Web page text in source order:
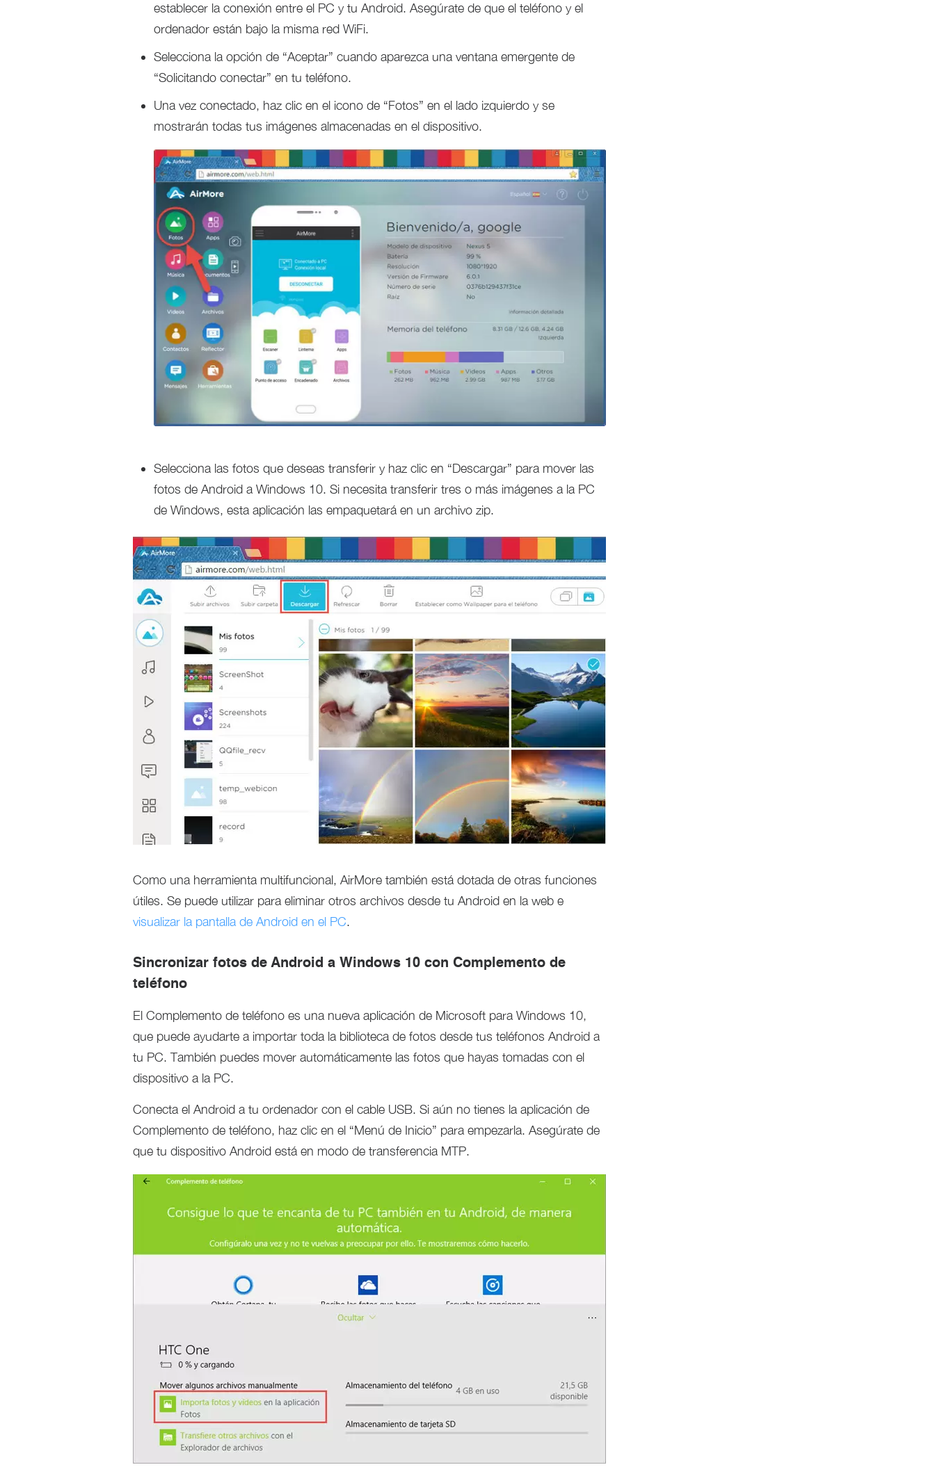
establecer la conexión entre el PC y tu Android. Asegúrate de que el teléfono y el
ordenador están bajo la misma red WiFi.
Selecciona la opción de “Aceptar” cuando aparezca una ventana emergente de
“Solicitando conectar” en tu teléfono.
Una vez conectado, haz clic en el icono de “Fotos” en el lado izquierdo y se
mostrarán todas tus imágenes almacenadas en el dispositivo.
Selecciona las fotos que deseas transferir y haz clic en “Descargar” para mover las
fotos de Android a Windows 10. Si necesita transferir tres o más imágenes a la PC
de Windows, esta aplicación las empaquetará en un archivo zip.
Como una herramienta multifuncional, AirMore también está dotada de otras funciones
útiles. Se puede utilizar para eliminar otros archivos desde tu Android en la web e
visualizar la pantalla de Android en el PC.
Sincronizar fotos de Android a Windows 10 con Complemento de
teléfono
El Complemento de teléfono es una nueva aplicación de Microsoft para Windows 10,
que puede ayudarte a importar toda la biblioteca de fotos desde tus teléfonos Android a
tu PC. También puedes mover automáticamente las fotos que hayas tomadas con el
dispositivo a la PC.
Conecta el Android a tu ordenador con el cable USB. Si aún no tienes la aplicación de
Complemento de teléfono, haz clic en el “Menú de Inicio” para empezarla. Asegúrate de
que tu dispositivo Android está en modo de transferencia MTP.